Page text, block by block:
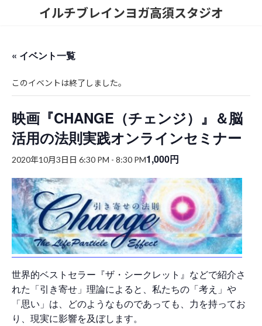
イルチブレインヨガ高須スタジオ
« イベント一覧
このイベントは終了しました。
映画『CHANGE（チェンジ）』＆脳
活用の法則実践オンラインセミナー
2020年10月3日日 6:30 PM - 8:30 PM1,000円
世界的ベストセラー『ザ・シークレット』などで紹介さ
れた「引き寄せ」理論によると、私たちの「考え」や
「思い」は、どのようなものであっても、力を持ってお
り、現実に影響を及ぼします。